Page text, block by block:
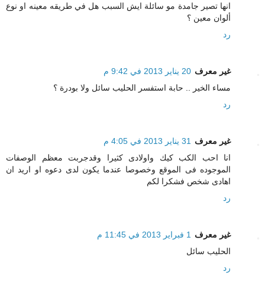
انها تصير جامدة مو سائلة ايش السبب هل في طريقه معينه او نوع
ألوان معين ؟
رد
غير معرف 20 يناير 2013 في 9:42 م
مساء الخير .. حابة استفسر الحليب سائل ولا بودرة ؟
رد
غير معرف
31 يناير 2013 في 4:05 م
انا احب الكب كيك واولادى كثيرا وقدجربت معظم الوصفات
الموجوده فى الموقع وخصوصا عندما يكون لدى دعوه او اريد ان
اهادى شخص فشكرا لكم
رد
غير معرف
1 فبراير 2013 في 11:45 م
الحليب سائل
رد